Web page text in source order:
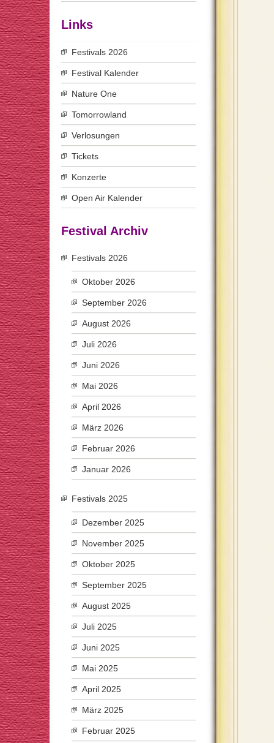
Links
Festivals 2026
Festival Kalender
Nature One
Tomorrowland
Verlosungen
Tickets
Konzerte
Open Air Kalender
Festival Archiv
Festivals 2026
Oktober 2026
September 2026
August 2026
Juli 2026
Juni 2026
Mai 2026
April 2026
März 2026
Februar 2026
Januar 2026
Festivals 2025
Dezember 2025
November 2025
Oktober 2025
September 2025
August 2025
Juli 2025
Juni 2025
Mai 2025
April 2025
März 2025
Februar 2025